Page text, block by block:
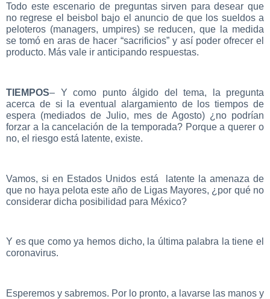
Todo este escenario de preguntas sirven para desear que
no regrese el beisbol bajo el anuncio de que los sueldos a
peloteros (managers, umpires) se reducen, que la medida
se tomó en aras de hacer “sacrificios” y así poder ofrecer el
producto. Más vale ir anticipando respuestas.
TIEMPOS– Y como punto álgido del tema, la pregunta
acerca de si la eventual alargamiento de los tiempos de
espera (mediados de Julio, mes de Agosto) ¿no podrían
forzar a la cancelación de la temporada? Porque a querer o
no, el riesgo está latente, existe.
Vamos, si en Estados Unidos está latente la amenaza de
que no haya pelota este año de Ligas Mayores, ¿por qué no
considerar dicha posibilidad para México?
Y es que como ya hemos dicho, la última palabra la tiene el
coronavirus.
Esperemos y sabremos. Por lo pronto, a lavarse las manos y